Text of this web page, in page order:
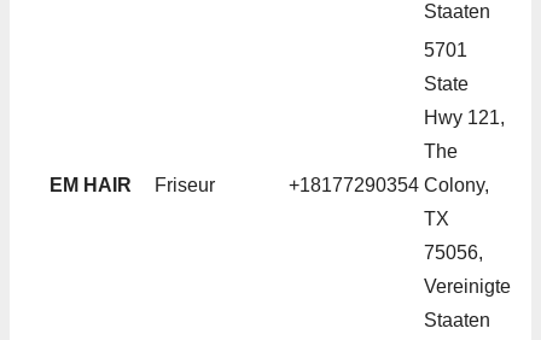
Staaten
EM HAIR Friseur +18177290354
5701
State
Hwy 121,
The
Colony,
TX
75056,
Vereinigte
Staaten